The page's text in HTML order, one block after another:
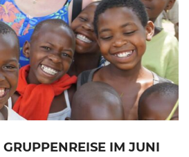
IM JUNI